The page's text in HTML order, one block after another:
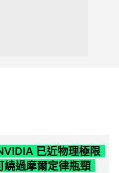
已近物理極限
繞過摩爾定律瓶頸